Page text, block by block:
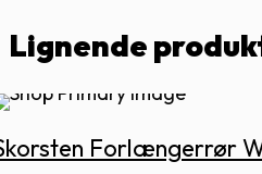
Lignende
Forlængerrør